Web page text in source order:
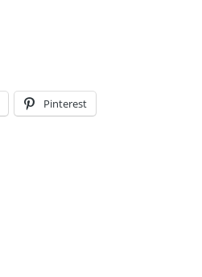
Pinterest